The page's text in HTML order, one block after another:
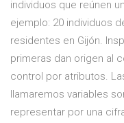
individuos que reúnen
ejemplo: 20 individuos
residentes en Gijón.
primeras dan origen al
control por atributos.
llamaremos variables
representar por una